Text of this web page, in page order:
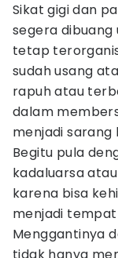
Sikat gigi dan
segera
tetap
sudah usang
rapuh atau
dalam
menjadi sarang
Begitu pula
kadaluarsa
karena bisa
menjadi
Menggantinya